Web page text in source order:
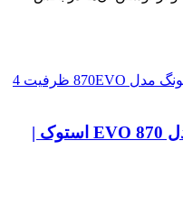
اس اس دی سامسونگ 4TB مدل 870 EVO استوک |